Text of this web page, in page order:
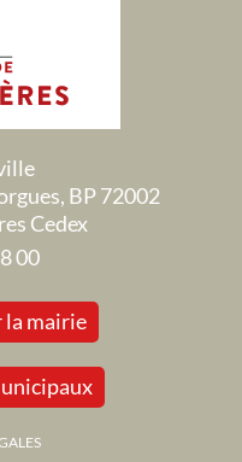
BP 72002
Cedex
00
mairie